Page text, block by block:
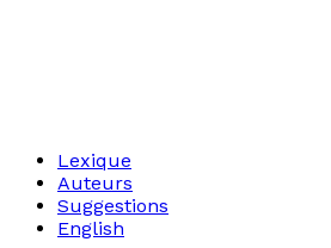
Lexique
Auteurs
Suggestions
English